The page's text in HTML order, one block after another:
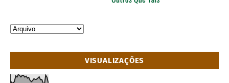
VISUALIZAÇÕES